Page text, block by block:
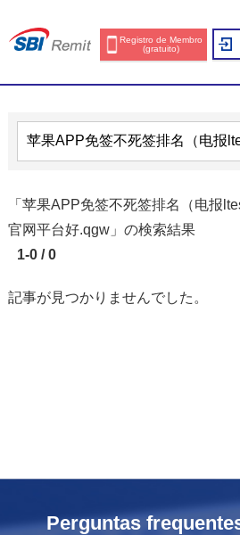
Registro de Membro
(gratuito)
「苹果APP免签不死签排名（电报
官网平台好.qgw」の検索結果
1-0 / 0
記事が見つかりませんでした。
Perguntas